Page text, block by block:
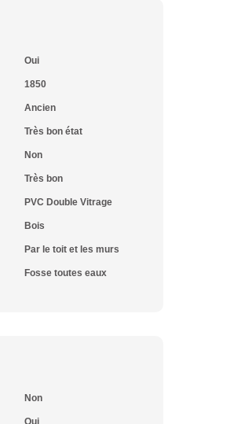
Oui
1850
Ancien
Très bon état
Non
Très bon
PVC Double Vitrage
Bois
Par le toit et les murs
Fosse toutes eaux
Non
Oui